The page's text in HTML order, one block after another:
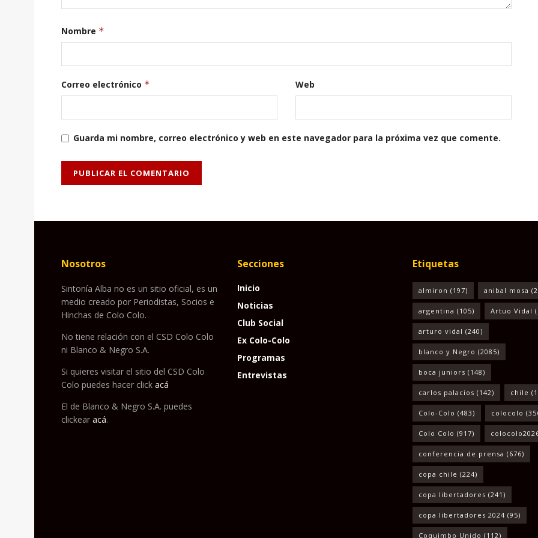
Nombre *
Correo electrónico * Web
Guarda mi nombre, correo electrónico y web en este navegador para la próxima vez que comente.
Nosotros
Sintonía Alba no es un sitio oficial, es un
medio creado por Periodistas, Socios e
Hinchas de Colo Colo.
No tiene relación con el CSD Colo Colo
ni Blanco & Negro S.A.
Si quieres visitar el sitio del CSD Colo
Colo puedes hacer click acá
El de Blanco & Negro S.A. puedes
clickear acá.
Secciones
Inicio
Noticias
Club Social
Ex Colo-Colo
Programas
Entrevistas
Etiquetas
almiron (197) anibal mosa
argentina (105) Artuo Vidal
arturo vidal (240)
blanco y Negro (2085)
boca juniors (148)
carlos palacios (142) chile
Colo-Colo (483) colocolo
Colo Colo (917)
conferencia de prensa (676)
copa chile (224)
copa libertadores (241)
copa libertadores 2024 (95)
Coquimbo Unido (112)